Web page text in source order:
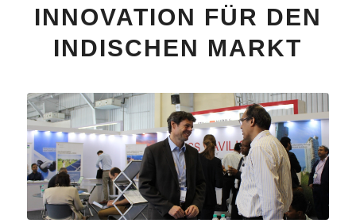
INNOVATION FÜR DEN
INDISCHEN MARKT